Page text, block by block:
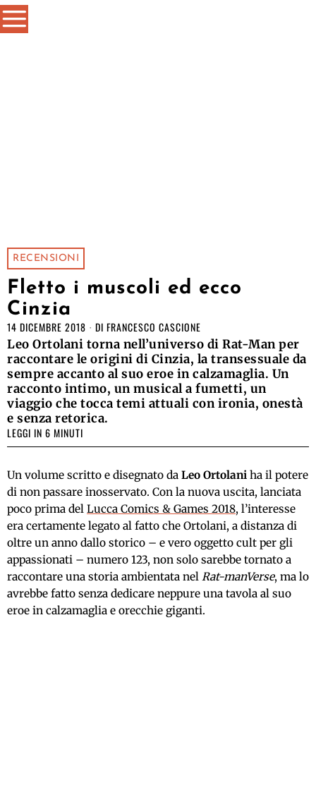
RECENSIONI
Fletto i muscoli ed ecco
Cinzia
14 DICEMBRE 2018 DI FRANCESCO CASCIONE
Leo Ortolani torna nell’universo di Rat-Man per
raccontare le origini di Cinzia, la transessuale da
sempre accanto al suo eroe in calzamaglia. Un
racconto intimo, un musical a fumetti, un
viaggio che tocca temi attuali con ironia, onestà
e senza retorica.
LEGGI IN 6 MINUTI
Un volume scritto e disegnato da Leo Ortolani ha il potere
di non passare inosservato. Con la nuova uscita, lanciata
poco prima del Lucca Comics & Games 2018, l’interesse
era certamente legato al fatto che Ortolani, a distanza di
oltre un anno dallo storico – e vero oggetto cult per gli
appassionati – numero 123, non solo sarebbe tornato a
raccontare una storia ambientata nel Rat-manVerse, ma lo
avrebbe fatto senza dedicare neppure una tavola al suo
eroe in calzamaglia e orecchie giganti.